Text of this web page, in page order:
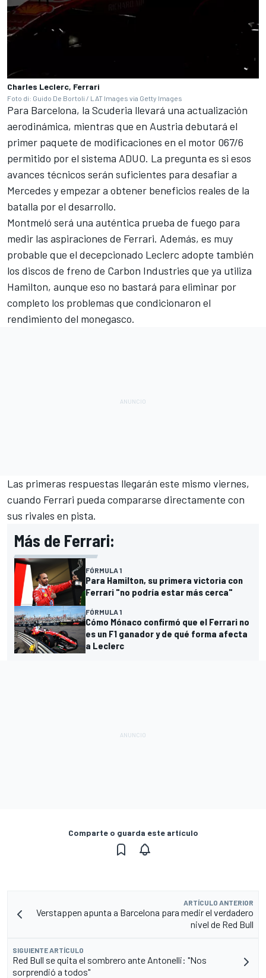
Charles Leclerc, Ferrari
Foto di: Guido De Bortoli / LAT Images via Getty Images
Para Barcelona, la Scuderia llevará una actualización
aerodinámica, mientras que en Austria debutará el
primer paquete de modificaciones en el motor 067/6
permitido por el sistema ADUO. La pregunta es si esos
avances técnicos serán suficientes para desafiar a
Mercedes y empezar a obtener beneficios reales de la
batalla por el desarrollo.
Montmeló será una auténtica prueba de fuego para
medir las aspiraciones de Ferrari. Además, es muy
probable que el decepcionado Leclerc adopte también
los discos de freno de Carbon Industries que ya utiliza
Hamilton, aunque eso no bastará para eliminar por
completo los problemas que condicionaron el
rendimiento del monegasco.
Las primeras respuestas llegarán este mismo viernes,
cuando Ferrari pueda compararse directamente con
sus rivales en pista.
Más de Ferrari:
FÓRMULA 1
Para Hamilton, su primera victoria con
Ferrari "no podría estar más cerca"
FÓRMULA 1
Cómo Mónaco confirmó que el Ferrari no
es un F1 ganador y de qué forma afecta
a Leclerc
Comparte o guarda este artículo
ARTÍCULO ANTERIOR
Verstappen apunta a Barcelona para medir el verdadero
nivel de Red Bull
SIGUIENTE ARTÍCULO
Red Bull se quita el sombrero ante Antonelli: "Nos
sorprendió a todos"